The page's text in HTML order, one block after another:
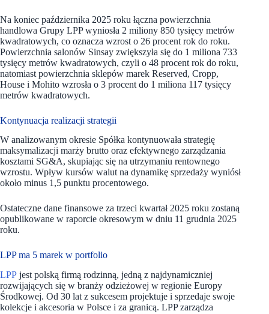
Na koniec października 2025 roku łączna powierzchnia
handlowa Grupy LPP wyniosła 2 miliony 850 tysięcy metrów
kwadratowych, co oznacza wzrost o 26 procent rok do roku.
Powierzchnia salonów Sinsay zwiększyła się do 1 miliona 733
tysięcy metrów kwadratowych, czyli o 48 procent rok do roku,
natomiast powierzchnia sklepów marek Reserved, Cropp,
House i Mohito wzrosła o 3 procent do 1 miliona 117 tysięcy
metrów kwadratowych.
Kontynuacja realizacji strategii
W analizowanym okresie Spółka kontynuowała strategię
maksymalizacji marży brutto oraz efektywnego zarządzania
kosztami SG&A, skupiając się na utrzymaniu rentownego
wzrostu. Wpływ kursów walut na dynamikę sprzedaży wyniósł
około minus 1,5 punktu procentowego.
Ostateczne dane finansowe za trzeci kwartał 2025 roku zostaną
opublikowane w raporcie okresowym w dniu 11 grudnia 2025
roku.
LPP ma 5 marek w portfolio
LPP jest polską firmą rodzinną, jedną z najdynamiczniej
rozwijających się w branży odzieżowej w regionie Europy
Środkowej. Od 30 lat z sukcesem projektuje i sprzedaje swoje
kolekcje i akcesoria w Polsce i za granicą. LPP zarządza